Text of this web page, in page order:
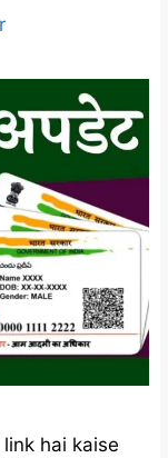
hai kaise